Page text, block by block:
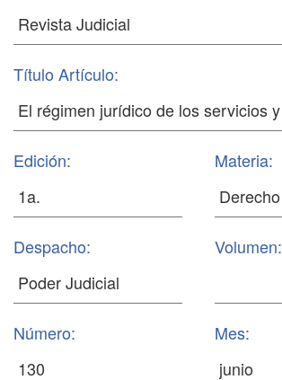
Título Artículo:
Edición: Materia:
Despacho: Volumen:
Número: Mes: